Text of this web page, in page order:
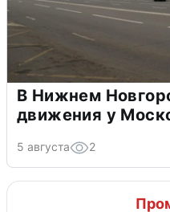
В Нижнем
движения у
5 августа 2